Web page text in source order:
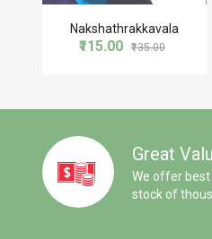
Nakshathrakkavala
₹115.00 ₹135.00
Great
We offer
stock of